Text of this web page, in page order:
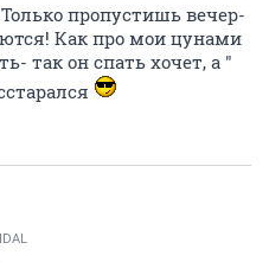
пропустишь вечер-
Как про мои цунами
так он спать хочет, а "